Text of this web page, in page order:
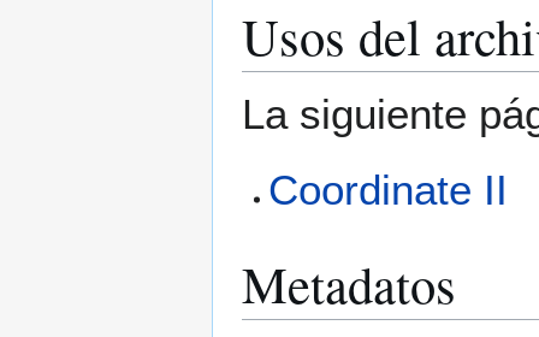
Usos del
La siguiente
Coordinate II
Metadatos